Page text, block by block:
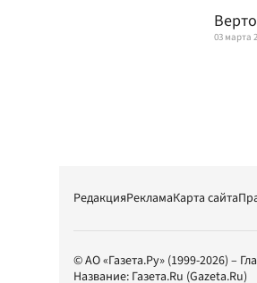
03 марта
РедакцияРекламаКарта сайта
© АО «Газета.Ру» (1999-2026) –
Название: Газета.Ru (Gazeta.Ru)